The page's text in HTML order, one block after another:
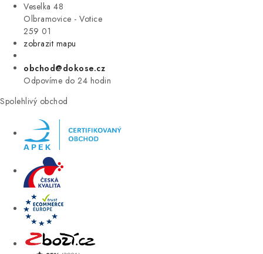
Veselka 48
Olbramovice - Votice
259 01
zobrazit mapu
obchod@dokose.cz
Odpovíme do 24 hodin
Spolehlivý obchod
VÝPRODEJ
ZNAČKY
Úvod Kontakt Blog
Moje objednávka